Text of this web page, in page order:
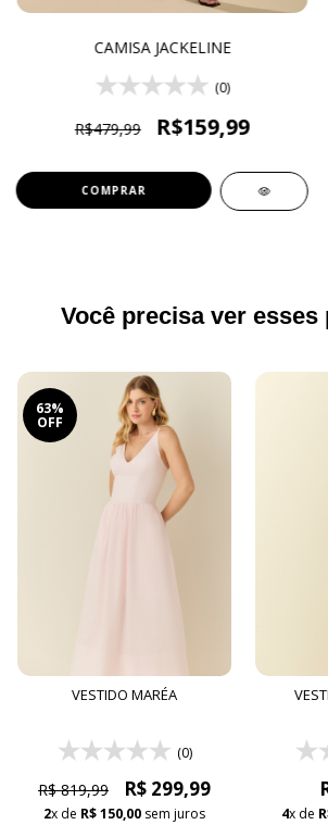
CAMISA JACKELINE
(0)
R$479,99 R$159,99
COMPRAR
Você precisa ver esses
63%
OFF
VESTIDO MARÉA
(0)
R$ 819,99 R$ 299,99
2x de R$ 150,00 sem juros 4x de